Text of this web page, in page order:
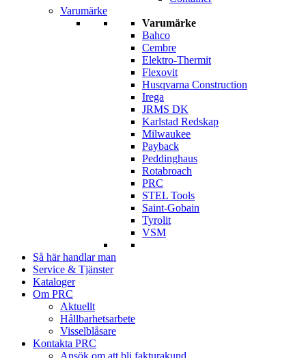
Varumärke
Varumärke
Bahco
Cembre
Elektro-Thermit
Flexovit
Husqvarna Construction
Irega
JRMS DK
Karlstad Redskap
Milwaukee
Payback
Peddinghaus
Rotabroach
PRC
STEL Tools
Saint-Gobain
Tyrolit
VSM
Så här handlar man
Service & Tjänster
Kataloger
Om PRC
Aktuellt
Hållbarhetsarbete
Visselblåsare
Kontakta PRC
Ansök om att bli fakturakund